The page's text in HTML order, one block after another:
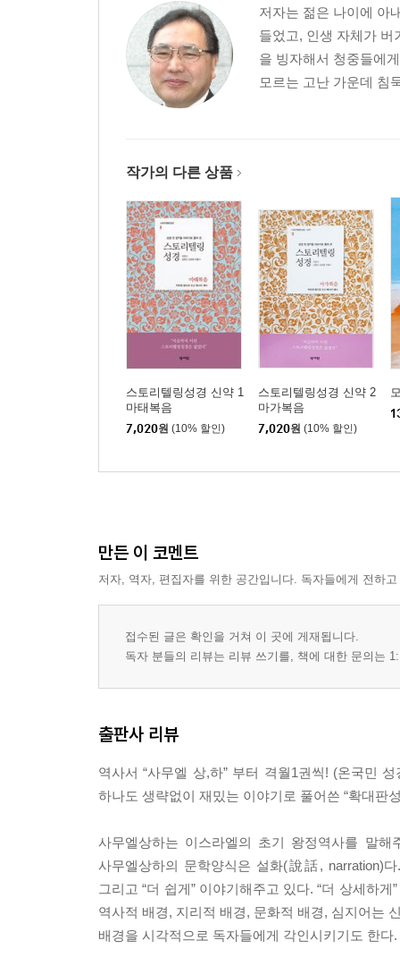
저자는 젊은 나이에 아
들었고, 인생 자체가 버
을 빙자해서 청중들에
모르는 고난 가운데 침
작가의 다른 상품
스토리텔링성경 신약 1
마태복음
7,020원 (10% 할인)
스토리텔링성경 신약 2
마가복음
7,020원 (10% 할인)
만든 이 코멘트
저자, 역자, 편집자를 위한 공간입니다. 독자들에게 전하
접수된 글은 확인을 거쳐 이 곳에 게재됩니다.
독자 분들의 리뷰는 리뷰 쓰기를, 책에 대한 문의는
출판사 리뷰
역사서 “사무엘 상,하” 부터 격월1권씩! (온국민
하나도 생략없이 재밌는 이야기로 풀어쓴 “확대판
사무엘상하는 이스라엘의 초기 왕정역사를 말
사무엘상하의 문학양식은 설화(說話, narration)
그리고 “더 쉽게” 이야기해주고 있다. “더 상세하
역사적 배경, 지리적 배경, 문화적 배경, 심지어는
배경을 시각적으로 독자들에게 각인시키기도 한다.